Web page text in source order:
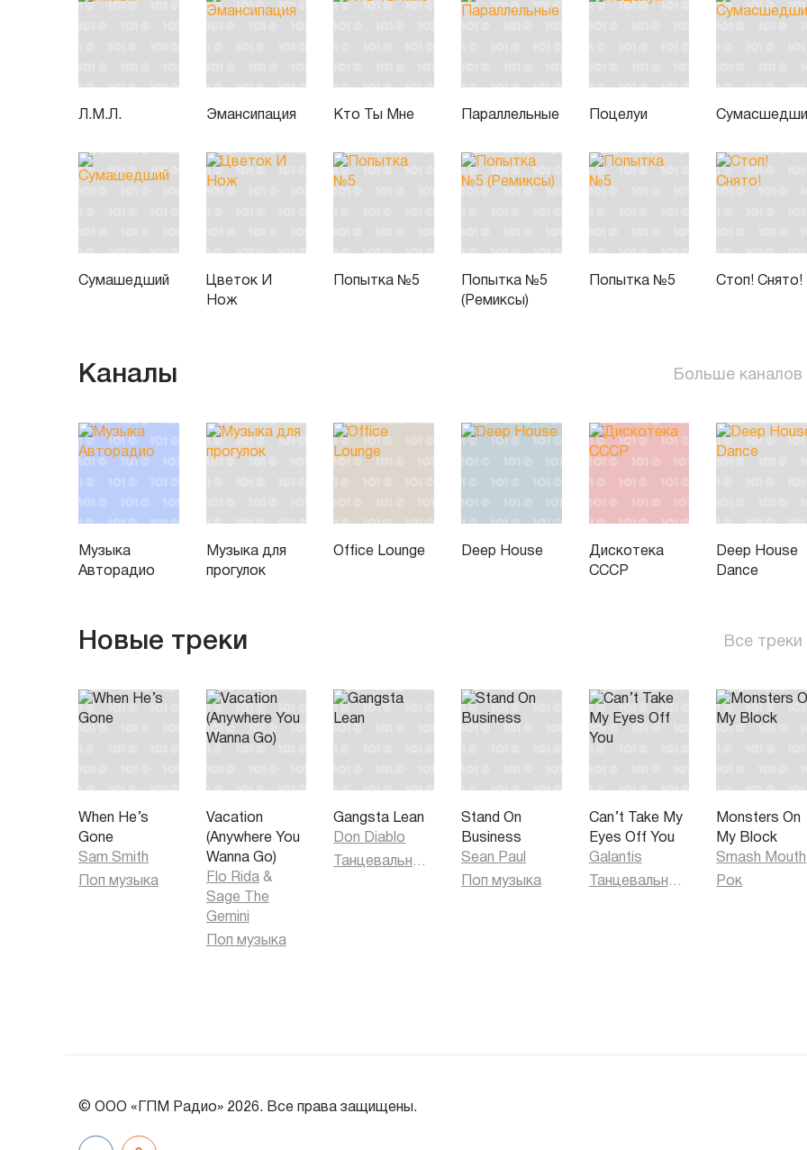
Л.М.Л. Эмансипация Кто Ты Мне Параллельные Поцелуи
Сумашедший
Цветок И
Нож
Попытка №5
Попытка №5
(Ремиксы)
Попытка №5 Стоп! Снято!
Каналы Больше каналов
Музыка
Авторадио
Музыка для
прогулок
Office Lounge Deep House
Дискотека
СССР
Deep House
Dance
Новые треки Все треки
When He’s
Gone
Sam Smith
Поп музыка
Vacation
(Anywhere You
Wanna Go)
Flo Rida &
Sage The
Gemini
Поп музыка
Gangsta Lean
Don Diablo
Танцевальная музыка
Stand On
Business
Sean Paul
Поп музыка
Can’t Take My
Eyes Off You
Galantis
Танцевальная музыка
Monsters On
My Block
Smash Mouth
Рок
© ООО «ГПМ Радио» 2026. Все права защищены.